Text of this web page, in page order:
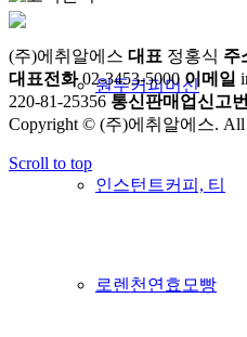
원두커피머신
인스턴트커피, 티
로렌천연효모빵
(주)에취알에스 대표 정홍식 주
대표전화02-3453-5000 이메일
220-81-25356 통신판매업신고
Copyright © (주)에취알에스. All
Scroll to top